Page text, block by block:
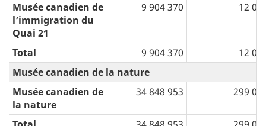
Musée canadien de
l’immigration du
Quai 21
9 904 370 12
Total 9 904 370
12
Musée canadien de la nature
Musée canadien de
la nature
34 848 953 299